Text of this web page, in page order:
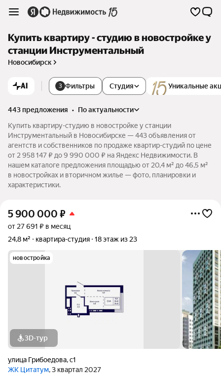
Купить квартиру - студию в новостройке у
станции Инструментальный
Новосибирск
AI 3 Фильтры Уникальные
Студия
443 предложения •
по актуальности
Купить квартиру-студию в новостройке у станции
Инструментальный в Новосибирске — 443 объявления от
агентств и собственников по продаже квартир-студий по цене
от 2 958 147 ₽ до 9 990 000 ₽ на Яндекс Недвижимости. В
нашем каталоге предложения площадью от 20,4 м² до 46,5 м²
в новостройках и вторичном жилье — фото, планировки и
характеристики.
5 900 000 ₽
от 27 691 ₽ в месяц
24,8 м²
квартира-студия 18 этаж из 23
новостройка
3D-тур
улица Грибоедова,с1
ЖК Цитатум, 3 квартал 2027